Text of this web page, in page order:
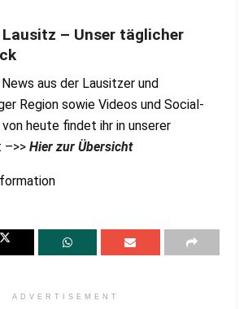
Lausitz – Unser täglicher
aus der Lausitzer und
Region sowie Videos und Social-
heute findet ihr in unserer
–>> Hier zur Übersicht
ADVERTISEMENT